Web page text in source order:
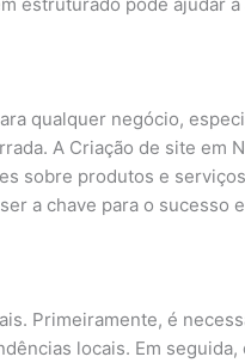
qualquer negócio,
A Criação de site em
sobre produtos e
a chave para o sucesso
Primeiramente, é
locais. Em seguida,